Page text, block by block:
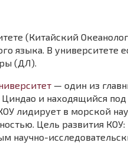
(Китайский
языка. В университете
(ДЛ).
— один из
и находящийся
лидирует в морской
Цель развития КОУ:
научно-